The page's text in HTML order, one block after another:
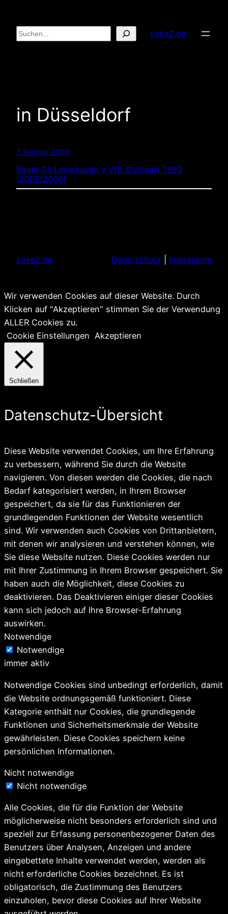
Inhalt
springen
Suchen soke2.de
in Düsseldorf
7. Februar 2009
Bayer 04 Leverkusen v VfB Stuttgart 1893
(2008/2009)
soke2.de Datenschutz Impressum
Wir verwenden Cookies auf dieser Website. Durch
Klicken auf "Akzeptieren" stimmen Sie der Verwendung
ALLER Cookies zu.
Cookie Einstellungen Akzeptieren
Schließen
Datenschutz-Übersicht
Diese Website verwendet Cookies, um Ihre Erfahrung
zu verbessern, während Sie durch die Website
navigieren. Von diesen werden die Cookies, die nach
Bedarf kategorisiert werden, in Ihrem Browser
gespeichert, da sie für das Funktionieren der
grundlegenden Funktionen der Website wesentlich
sind. Wir verwenden auch Cookies von Drittanbietern,
mit denen wir analysieren und verstehen können, wie
Sie diese Website nutzen. Diese Cookies werden nur
mit Ihrer Zustimmung in Ihrem Browser gespeichert. Sie
haben auch die Möglichkeit, diese Cookies zu
deaktivieren. Das Deaktivieren einiger dieser Cookies
kann sich jedoch auf Ihre Browser-Erfahrung
auswirken.
Notwendige
Notwendige
immer aktiv
Notwendige Cookies sind unbedingt erforderlich, damit
die Website ordnungsgemäß funktioniert. Diese
Kategorie enthält nur Cookies, die grundlegende
Funktionen und Sicherheitsmerkmale der Website
gewährleisten. Diese Cookies speichern keine
persönlichen Informationen.
Nicht notwendige
Nicht notwendige
Alle Cookies, die für die Funktion der Website
möglicherweise nicht besonders erforderlich sind und
speziell zur Erfassung personenbezogener Daten des
Benutzers über Analysen, Anzeigen und andere
eingebettete Inhalte verwendet werden, werden als
nicht erforderliche Cookies bezeichnet. Es ist
obligatorisch, die Zustimmung des Benutzers
einzuholen, bevor diese Cookies auf Ihrer Website